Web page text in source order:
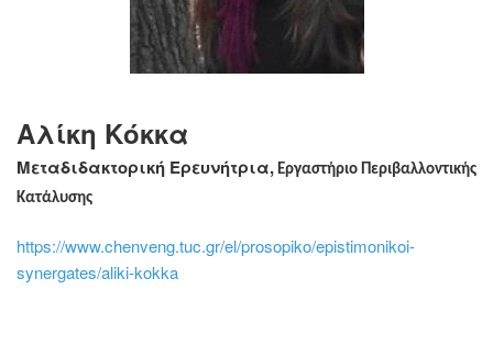
Αλίκη Κόκκα
Μεταδιδακτορική Ερευνήτρια, Εργαστήριο Περιβαλλοντικής
Κατάλυσης
https://www.chenveng.tuc.gr/el/prosopiko/epistimonikoi-
synergates/aliki-kokka